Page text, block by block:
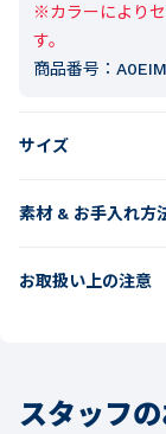
※カラーにより
す。
商品番号：
サイズ
素材 & お手入れ方
お取扱い上の注意
スタッフ